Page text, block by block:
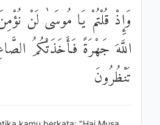
وَإِذْ قُلْتُمْ يَا مُوسَىٰ لَنْ
اللَّهَ جَهْرَةً فَأَخَذَتْكُمُ
تَنْظُرُونَ